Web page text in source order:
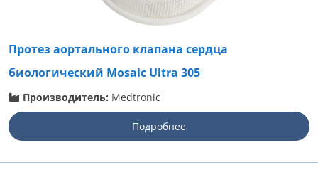
Протез аортального клапана сердца
биологический Mosaic Ultra 305
Производитель: Medtronic
Подробнее